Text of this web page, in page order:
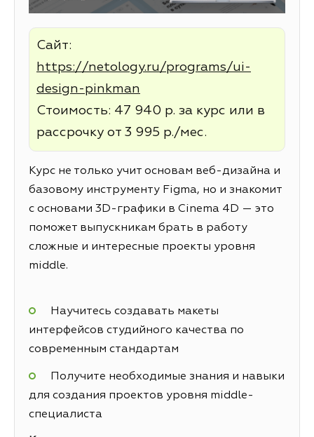
Сайт:
https://netology.ru/programs/ui-
design-pinkman
Стоимость: 47 940 р. за курс или в
рассрочку от 3 995 р./мес.
Курс не только учит основам веб-дизайна и
базовому инструменту Figma, но и знакомит
с основами 3D-графики в Cinema 4D — это
поможет выпускникам брать в работу
сложные и интересные проекты уровня
middle.
Научитесь создавать макеты
интерфейсов студийного качества по
современным стандартам
Получите необходимые знания и навыки
для создания проектов уровня middle-
специалиста